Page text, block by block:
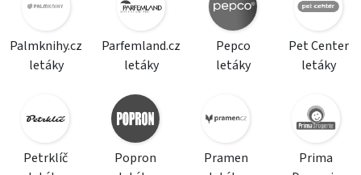
Palmknihy.cz
letáky
Parfemland.cz
letáky
Pepco
letáky
Pet Center
letáky
Petrklíč
Popron
Pramen
Prima